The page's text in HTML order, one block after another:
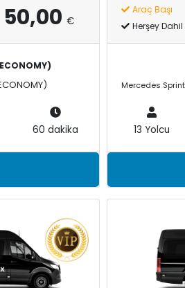
50,00 €
60 dakika
Araç Başı
Herşey
13 Yolcu